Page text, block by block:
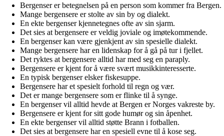
Bergenser er betegnelsen på en person som kommer fra Bergen.
Mange bergensere er stolte av sin by og dialekt.
En ekte bergenser kjennetegnes ofte av sin sjarm.
Det sies at bergensere er veldig joviale og imøtekommende.
En bergenser kan være gjenkjent av sin spesielle dialekt.
Mange bergensere har en lidenskap for å gå på tur i fjellet.
Det ryktes at bergensere alltid har med seg en paraply.
Bergensere er kjent for å være svært musikkinteresserte.
En typisk bergenser elsker fiskesuppe.
Bergensere har et spesielt forhold til regn og vær.
Det er mange bergensere som er flinke til å synge.
En bergenser vil alltid hevde at Bergen er Norges vakreste by.
Bergensere er kjent for sitt gode humør og sin åpenhet.
En ekte bergenser vil alltid støtte Brann i fotballen.
Det sies at bergensere har en spesiell evne til å kose seg.